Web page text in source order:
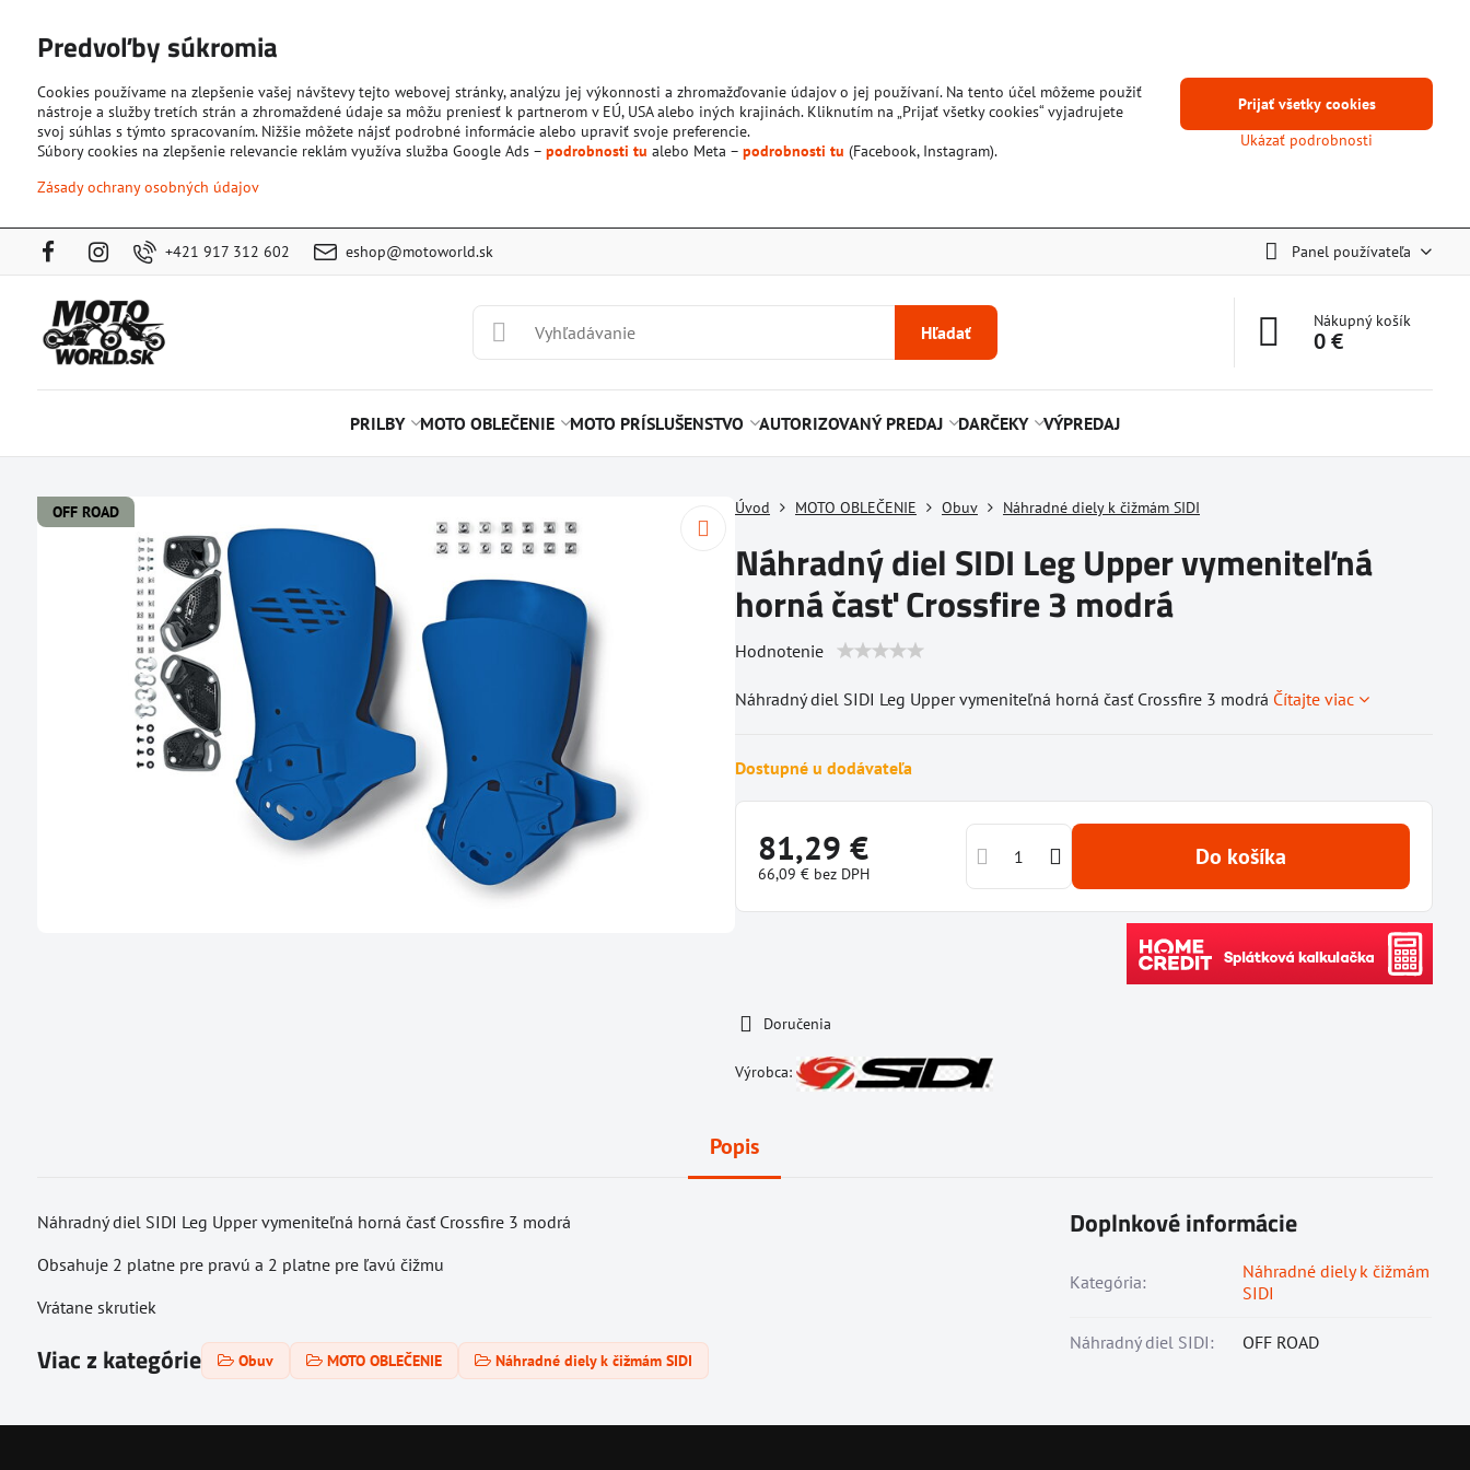
+421 917 312 602 eshop@motoworld.sk Panel používateľa
Hľadať
Nákupný košík
0 €
PRILBY MOTO OBLEČENIE MOTO PRÍSLUŠENSTVO AUTORIZOVANÝ PREDAJ DARČEKY VÝPREDAJ
OFF ROAD Úvod MOTO OBLEČENIE Obuv Náhradné diely k čižmám SIDI
Náhradný diel SIDI Leg Upper vymeniteľná
horná časť Crossfire 3 modrá
Hodnotenie
Náhradný diel SIDI Leg Upper vymeniteľná horná časť Crossfire 3 modrá Čítajte viac
Dostupné u dodávateľa
81,29 €
66,09 € bez DPH
Do košíka
Doručenia
Výrobca:
Popis
Náhradný diel SIDI Leg Upper vymeniteľná horná časť Crossfire 3 modrá
Obsahuje 2 platne pre pravú a 2 platne pre ľavú čižmu
Vrátane skrutiek
Viac z kategórie Obuv MOTO OBLEČENIE Náhradné diely k čižmám SIDI
Doplnkové informácie
Kategória:
Náhradné diely k čižmám
SIDI
Náhradný diel SIDI: OFF ROAD
Predvoľby súkromia
Cookies používame na zlepšenie vašej návštevy tejto webovej stránky, analýzu jej výkonnosti a zhromažďovanie údajov o jej používaní. Na tento účel môžeme použiť
nástroje a služby tretích strán a zhromaždené údaje sa môžu preniesť k partnerom v EÚ, USA alebo iných krajinách. Kliknutím na „Prijať všetky cookies“ vyjadrujete
svoj súhlas s týmto spracovaním. Nižšie môžete nájsť podrobné informácie alebo upraviť svoje preferencie.
Súbory cookies na zlepšenie relevancie reklám využíva služba Google Ads – podrobnosti tu alebo Meta – podrobnosti tu (Facebook, Instagram).
Zásady ochrany osobných údajov
Ukázať podrobnosti
Prijať všetky cookies